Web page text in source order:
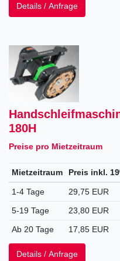
Details / Anfrage
180H
Preise pro Mietzeitraum
Mietzeitraum Preis inkl.
1-4 Tage 29,75 EUR
5-19 Tage
23,80 EUR
Ab 20 Tage
17,85 EUR
Details / Anfrage